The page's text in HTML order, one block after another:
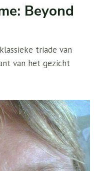
Beyond
triade van
van het gezicht